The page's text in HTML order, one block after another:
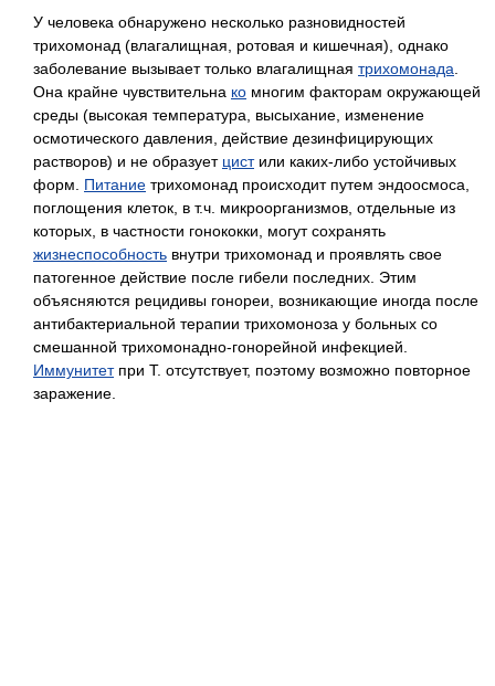
У человека обнаружено несколько разновидностей
трихомонад (влагалищная, ротовая и кишечная), однако
заболевание вызывает только влагалищная трихомонада
Она крайне чувствительна ко многим факторам окружающей
среды (высокая температура, высыхание, изменение
осмотического давления, действие дезинфицирующих
растворов) и не образует цистили каких-либо устойчивых
форм. Питание трихомонад происходит путем эндоосмоса,
поглощения клеток, в т.ч. микроорганизмов, отдельные из
которых, в частности гонококки, могут сохранять
жизнеспособность внутри трихомонад и проявлять свое
патогенное действие после гибели последних. Этим
объясняются рецидивы гонореи, возникающие иногда после
антибактериальной терапии трихомоноза у больных со
смешанной трихомонадно-гонорейной инфекцией.
Иммунитетпри Т. отсутствует, поэтому возможно повторное
заражение.